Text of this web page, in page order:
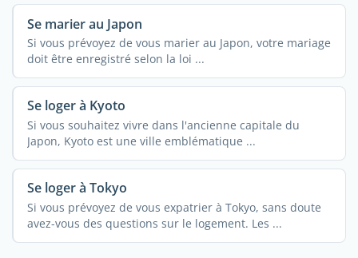
Se marier au Japon
Si vous prévoyez de vous marier au Japon, votre mariage
doit être enregistré selon la loi ...
Se loger à Kyoto
Si vous souhaitez vivre dans l'ancienne capitale du
Japon, Kyoto est une ville emblématique ...
Se loger à Tokyo
Si vous prévoyez de vous expatrier à Tokyo, sans doute
avez-vous des questions sur le logement. Les ...